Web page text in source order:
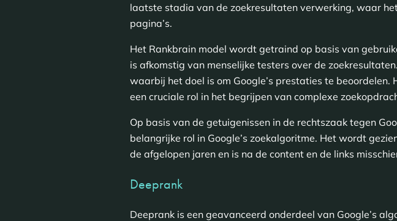
laatste stadia van de zoekresultaten verwerking, waar
pagina’s.
Het Rankbrain model wordt getraind op basis van
is afkomstig van menselijke testers over de
waarbij het doel is om Google’s prestaties te
een cruciale rol in het begrijpen van complexe
Op basis van de getuigenissen in de rechtszaak tegen
belangrijke rol in Google’s zoekalgoritme. Het wordt
de afgelopen jaren en is na de content en de links
Deeprank
Deeprank is een geavanceerd onderdeel van Google’s